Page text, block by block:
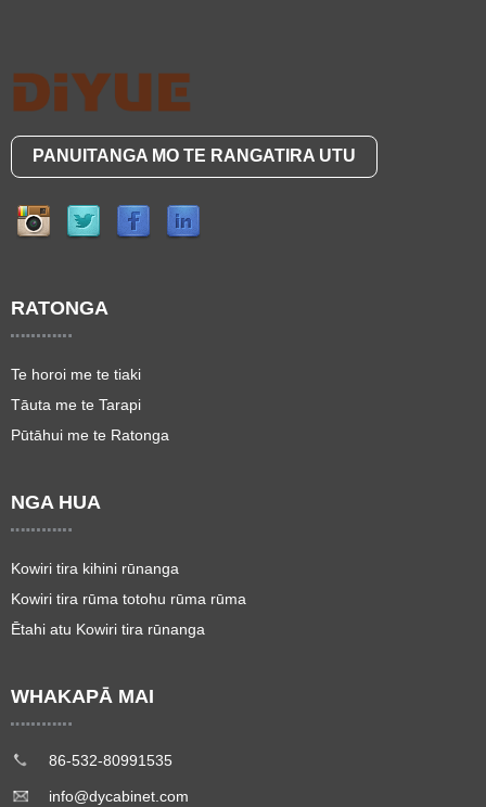
PANUITANGA MO TE RANGATIRA UTU
RATONGA
Te horoi me te tiaki
Tāuta me te Tarapi
Pūtāhui me te Ratonga
NGA HUA
Kowiri tira kihini rūnanga
Kowiri tira rūma totohu rūma rūma
Ētahi atu Kowiri tira rūnanga
WHAKAPĀ MAI
86-532-80991535
info@dycabinet.com